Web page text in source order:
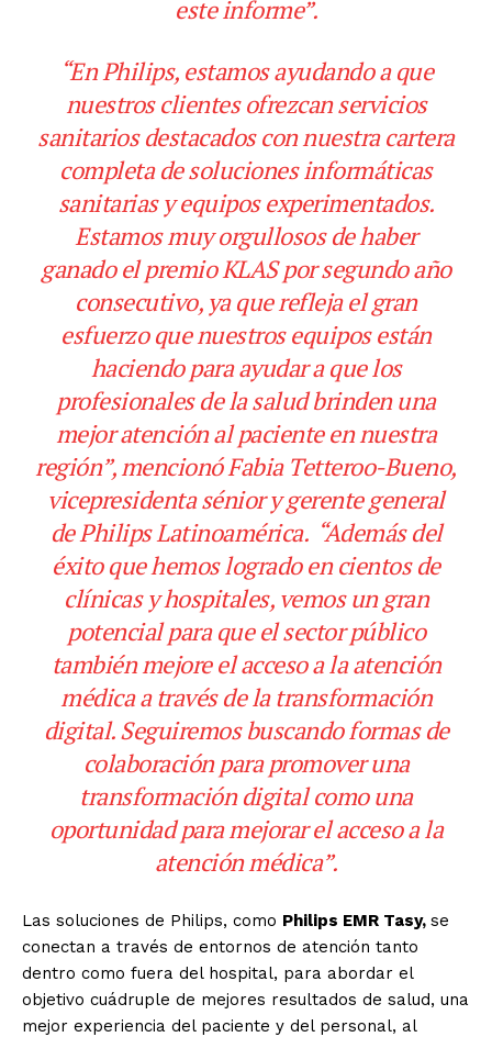
este informe”.
“En Philips, estamos ayudando a que
nuestros clientes ofrezcan servicios
sanitarios destacados con nuestra cartera
completa de soluciones informáticas
sanitarias y equipos experimentados.
Estamos muy orgullosos de haber
ganado el premio KLAS por segundo año
consecutivo, ya que refleja el gran
esfuerzo que nuestros equipos están
haciendo para ayudar a que los
profesionales de la salud brinden una
mejor atención al paciente en nuestra
región”, mencionó Fabia Tetteroo-Bueno,
vicepresidenta sénior y gerente general
de Philips Latinoamérica. “Además del
éxito que hemos logrado en cientos de
clínicas y hospitales, vemos un gran
potencial para que el sector público
también mejore el acceso a la atención
médica a través de la transformación
digital. Seguiremos buscando formas de
colaboración para promover una
transformación digital como una
oportunidad para mejorar el acceso a la
atención médica”.
Las soluciones de Philips, como Philips EMR Tasy, se
conectan a través de entornos de atención tanto
dentro como fuera del hospital, para abordar el
objetivo cuádruple de mejores resultados de salud, una
mejor experiencia del paciente y del personal, al